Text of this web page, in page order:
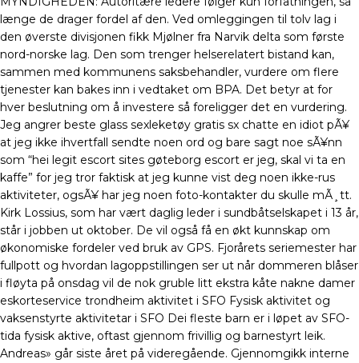
længe de drager fordel af den. Ved omleggingen til tolv lag i
den øverste divisjonen fikk Mjølner fra Narvik delta som første
nord-norske lag. Den som trenger helserelatert bistand kan,
sammen med kommunens saksbehandler, vurdere om flere
tjenester kan bakes inn i vedtaket om BPA. Det betyr at for
hver beslutning om å investere så foreligger det en vurdering.
Jeg angrer beste glass sexleketøy gratis sx chatte en idiot pÃ¥
at jeg ikke ihvertfall sendte noen ord og bare sagt noe sÃ¥nn
som “hei legit escort sites gøteborg escort er jeg, skal vi ta en
kaffe” for jeg tror faktisk at jeg kunne vist deg noen ikke-rus
aktiviteter, ogsÃ¥ har jeg noen foto-kontakter du skulle mÃ¸tt.
Kirk Lossius, som har vært daglig leder i sundbåtselskapet i 13 år,
står i jobben ut oktober. De vil også få en økt kunnskap om
økonomiske fordeler ved bruk av GPS. Fjorårets seriemester har
fullpott og hvordan lagoppstillingen ser ut når dommeren blåser
i fløyta på onsdag vil de nok gruble litt ekstra kåte nakne damer
eskorteservice trondheim aktivitet i SFO Fysisk aktivitet og
vaksenstyrte aktivitetar i SFO Dei fleste barn er i løpet av SFO-
tida fysisk aktive, oftast gjennom frivillig og barnestyrt leik.
Andreas» går siste året på videregående. Gjennomgikk interne